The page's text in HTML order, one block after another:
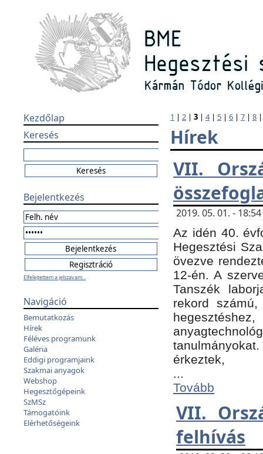
Kezdőlap
Keresés
Bejelentkezés
Elfelejtettem a jelszavam...
Navigáció
Bemutatkozás
Hírek
Féléves programunk
Galéria
Eddigi programjaink
Szakmai anyagok
Webshop
Hegesztőgépeink
SzMSz
Támogatóink
Elérhetőségeink
1 | 2 | 3 | 4| 5 | 6 | 7 | 8
Hírek
VII.
2019. 05. 01. -
Az idén 40.
Hegesztési
övezve
12-én. A
Tanszék
rekord
érkeztek,
...
Tovább
VII.
felhívás